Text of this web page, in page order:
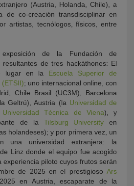
(Austria, Holanda, Chile), a
de co-creación transdisciplinar en
artistas, tecnólogos, físicos, entre
de la Fundación de
de tres hackáthones: El
lugar en la Escuela Superior de
; uno internacional online, con
Chile Brasil (UC3M), Barcelona
Geltrú), Austria (la Universidad de
Universidad Técnica de Viena), y
de la Tilsburg University en
holandeses); y por primera vez, un
una universidad extranjera: la
Linz donde el equipo fue acogido
experiencia piloto cuyos frutos serán
de 2025 en el prestigioso Ars
en Austria, escaparate de la